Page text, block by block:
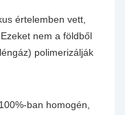
értelemben vett,
nem a földből
polimerizálják
ban homogén,